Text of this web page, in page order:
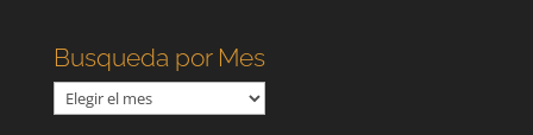
Busqueda por Mes
Busqueda
por